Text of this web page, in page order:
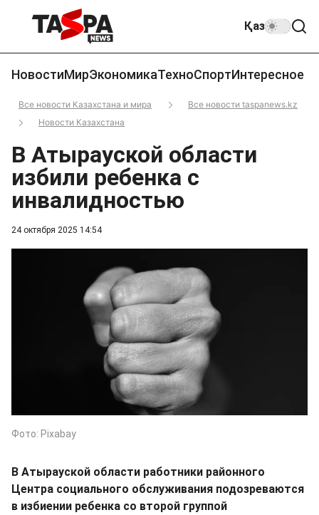
Қаз
НовостиМирЭкономикаТехноСпортИнтересное
Все новости Казахстана и мира
Все новости taspanews.kz
Новости Казахстана
24 октября 2025 14:54
В Атырауской области
избили ребенка с
инвалидностью
Фото: Pixabay
В Атырауской области работники районного
Центра социального обслуживания подозреваются
в избиении ребенка со второй группой